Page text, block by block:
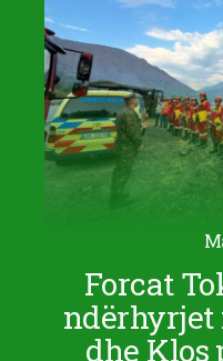
Forcat
ndërhyrjet
dhe Klos